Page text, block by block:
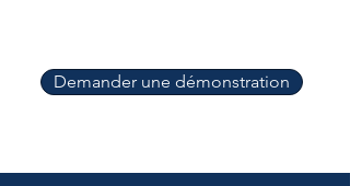
Demander une démonstration